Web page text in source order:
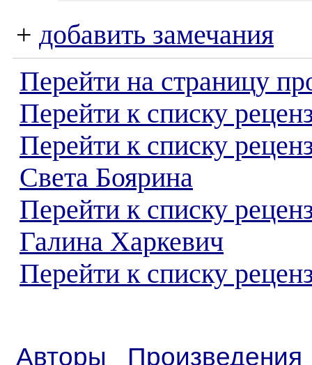
+ добавить замечания
Перейти на страницу
Перейти к списку
Перейти к списку
Света Боярина
Перейти к списку
Галина Харкевич
Перейти к списку
Авторы
Произведения